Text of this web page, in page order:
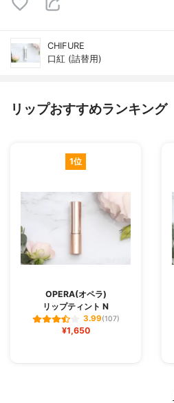
CHIFURE
口紅 (詰替用)
リップおすすめランキング
1位
OPERA(オペラ)
リップティント N
3.99(107)
¥1,650